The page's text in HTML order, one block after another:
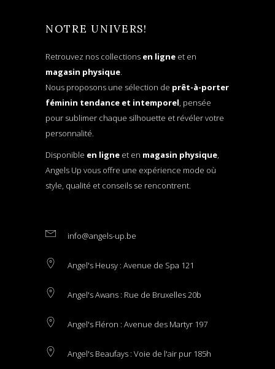
NOTRE UNIVERS!
Retrouvez nos collections en ligne et en
magasin physique.
Nous proposons une sélection de prêt-à-porter
féminin tendance et intemporel, pensée
pour sublimer chaque silhouette et révéler votre
personnalité.
Disponible en ligne et en magasin physique,
Angels Up vous offre une expérience mode où
style, qualité et conseils se rencontrent.
info@angels-up.be
Angel's Heusy : Avenue de Spa 121
Angel's Awans : Rue de Bruxelles 20b
Angel's Fléron : Avenue des Martyr 197
Angel's Beaufays : Voie de l'air pur 185h